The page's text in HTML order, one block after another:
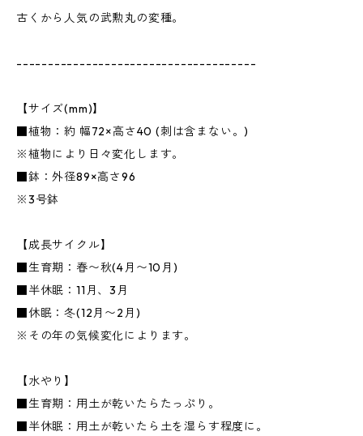
古くから人気の武勲丸の変種。
--------------------------------------
【サイズ(mm)】
■植物：約 幅72×高さ40 (刺は含まない。)
※植物により日々変化します。
■鉢：外径89×高さ96
※3号鉢
【成長サイクル】
■生育期：春〜秋(4月〜10月)
■半休眠：11月、3月
■休眠：冬(12月〜2月)
※その年の気候変化によります。
【水やり】
■生育期：用土が乾いたらたっぷり。
■半休眠：用土が乾いたら土を湿らす程度に。